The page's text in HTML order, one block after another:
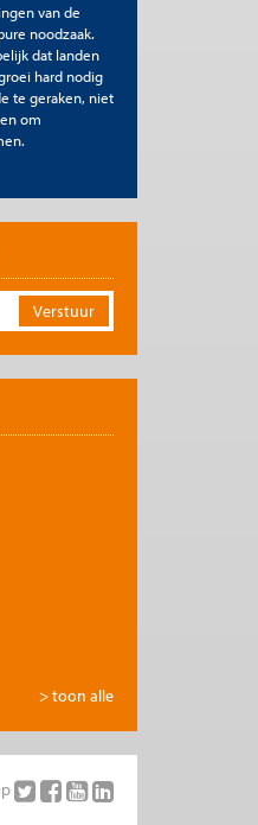
van de
noodzaak.
dat landen
hard nodig
te geraken, niet
om
> toon alle